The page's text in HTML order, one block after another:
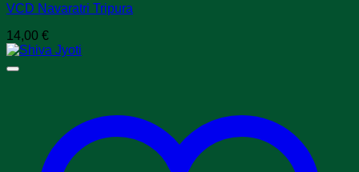
VCD Navaratri Tripura
14,00 €